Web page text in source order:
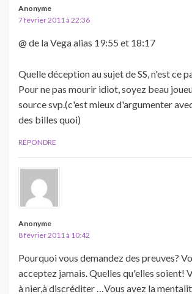
Anonyme
7 février 2011 à 22:36
@ de la Vega alias 19:55 et 18:17
Quelle déception au sujet de SS, n'est ce
Pour ne pas mourir idiot, soyez beau
source svp.(c'est mieux d'argumenter
des billes quoi)
RÉPONDRE
Anonyme
8 février 2011 à 10:42
Pourquoi vous demandez des preuves?
acceptez jamais. Quelles qu'elles soient!
à nier,à discréditer …Vous avez la